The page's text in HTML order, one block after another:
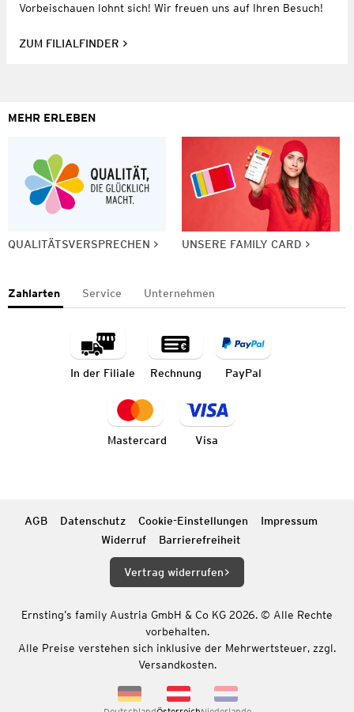
Vorbeischauen lohnt sich! Wir freuen uns auf Ihren Besuch!
ZUM FILIALFINDER
MEHR ERLEBEN
QUALITÄTSVERSPRECHEN UNSERE FAMILY CARD
Zahlarten Service Unternehmen
In der Filiale Rechnung PayPal
Mastercard Visa
AGB Datenschutz Cookie-Einstellungen
Impressum
Widerruf
Barrierefreiheit
Vertrag widerrufen
Ernsting’s family Austria GmbH & Co KG 2026. © Alle Rechte
vorbehalten.
Alle Preise verstehen sich inklusive der Mehrwertsteuer, zzgl.
Versandkosten.